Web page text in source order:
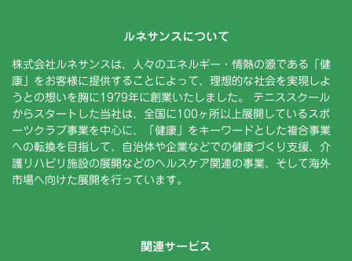
ルネサンスについて
株式会社ルネサンスは、人々のエネルギー・情熱の源である「健
康」をお客様に提供することによって、理想的な社会を実現しよ
うとの想いを胸に1979年に創業いたしました。 テニススクール
からスタートした当社は、全国に100ヶ所以上展開しているスポ
ーツクラブ事業を中心に、「健康」をキーワードとした複合事業
への転換を目指して、自治体や企業などでの健康づくり支援、介
護リハビリ施設の展開などのヘルスケア関連の事業、そして海外
市場へ向けた展開を行っています。
関連サービス